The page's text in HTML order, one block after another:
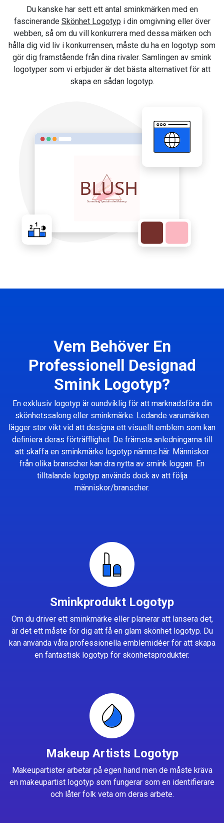
Du kanske har sett ett antal sminkmärken med en
fascinerande Skönhet Logotyp i din omgivning eller över
webben, så om du vill konkurrera med dessa märken och
hålla dig vid liv i konkurrensen, måste du ha en logotyp som
gör dig framstående från dina rivaler. Samlingen av smink
logotyper som vi erbjuder är det bästa alternativet för att
skapa en sådan logotyp.
Vem Behöver En
Professionell Designad
Smink Logotyp?
En exklusiv logotyp är oundviklig för att marknadsföra din
skönhetssalong eller sminkmärke. Ledande varumärken
lägger stor vikt vid att designa ett visuellt emblem som kan
definiera deras förträfflighet. De främsta anledningarna till
att skaffa en sminkmärke logotyp nämns här. Människor
från olika branscher kan dra nytta av smink loggan. En
tilltalande logotyp används dock av att följa
människor/branscher.
Sminkprodukt Logotyp
Om du driver ett sminkmärke eller planerar att lansera det,
är det ett måste för dig att få en glam skönhet logotyp. Du
kan använda våra professionella emblemidéer för att skapa
en fantastisk logotyp för skönhetsprodukter.
Makeup Artists Logotyp
Makeupartister arbetar på egen hand men de måste kräva
en makeupartist logotyp som fungerar som en identifierare
och låter folk veta om deras arbete.